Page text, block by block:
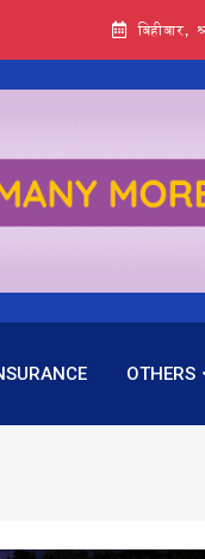
OTHERS